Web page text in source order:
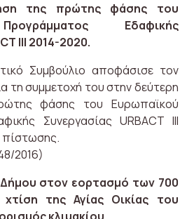
της πρώτης φάσης του
Εδαφικής
III 2014-2020.
Συμβούλιο αποφάσισε τον
τη συμμετοχή του στην δεύτερη
φάσης του Ευρωπαϊκού
Συνεργασίας URBACT III
πίστωσης.
2016)
στον εορτασμό των 700
της Αγίας Οικίας του